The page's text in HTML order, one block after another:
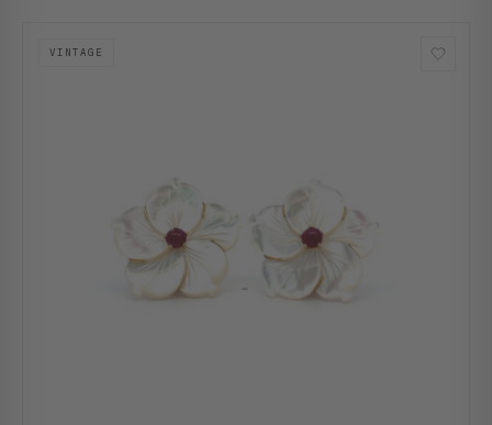
VINTAGE